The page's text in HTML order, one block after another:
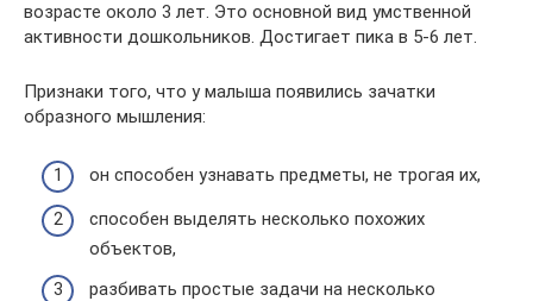
возрасте около 3 лет. Это основной вид умственной
активности дошкольников. Достигает пика в 5-6 лет.
Признаки того, что у малыша появились зачатки
образного мышления:
он способен узнавать предметы, не трогая их,
способен выделять несколько похожих
объектов,
разбивать простые задачи на несколько